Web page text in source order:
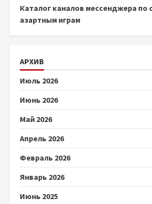
Каталог каналов мессенджера по
азартным играм
АРХИВ
Июль 2026
Июнь 2026
Май 2026
Апрель 2026
Февраль 2026
Январь 2026
Июнь 2025